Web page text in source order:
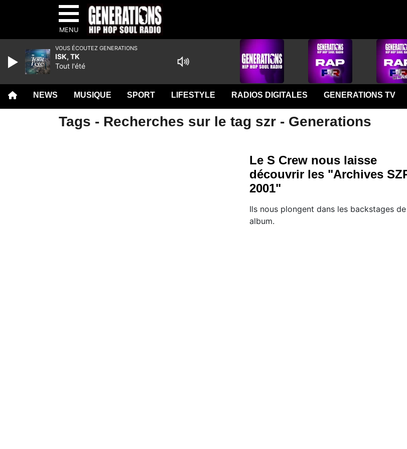
MENU
NEWS MUSIQUE SPORT LIFESTYLE RADIOS DIGITALES GENERATIONS TV
Tags - Recherches sur le tag szr - Generations
Le S Crew nous laisse
découvrir les "Archives
2001"
Ils nous plongent dans les backstages
album.
VOUS ÉCOUTEZ GENERATIONS
ISK, TK
Tout l'été